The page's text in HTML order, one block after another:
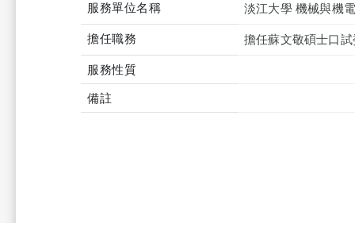
服務單位名稱 淡江大學 機械與機
擔任職務 擔任蘇文敬碩士口試
服務性質
備註